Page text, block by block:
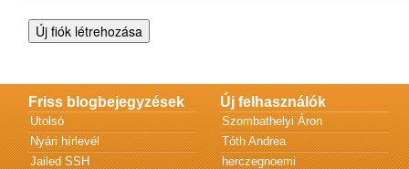
Friss blogbejegyzések
Utolsó
Nyári hírlevél
Jailed SSH
Új felhasználók
Szombathelyi Áron
Tóth Andrea
herczegnoemi